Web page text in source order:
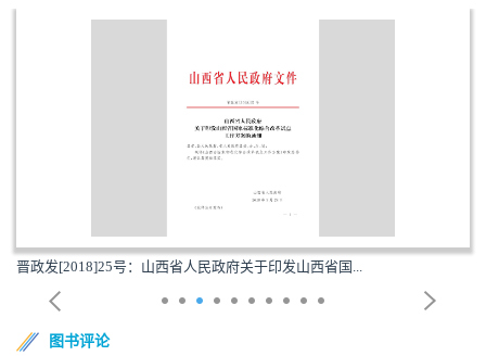
晋政发[2018]25号：山西省人民政府关于印发山西省国...
图书评论